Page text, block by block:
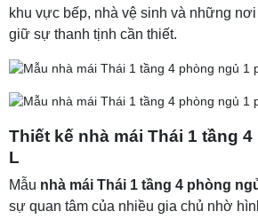
khu vực bếp, nhà vệ sinh và những
giữ sự thanh tịnh cần thiết.
Thiết kế nhà mái Thái 1 tầng
L
Mẫu nhà mái Thái 1 tầng 4 phòng
sự quan tâm của nhiều gia chủ nhờ